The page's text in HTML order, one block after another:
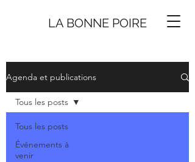
LA BONNE POIRE
Agenda et publications
Tous les posts
Événements à
venir
Tous les posts